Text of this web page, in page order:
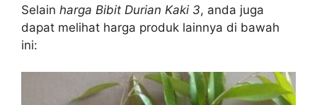
Selain harga Bibit Durian Kaki 3, anda juga
dapat melihat harga produk lainnya di bawah
ini: